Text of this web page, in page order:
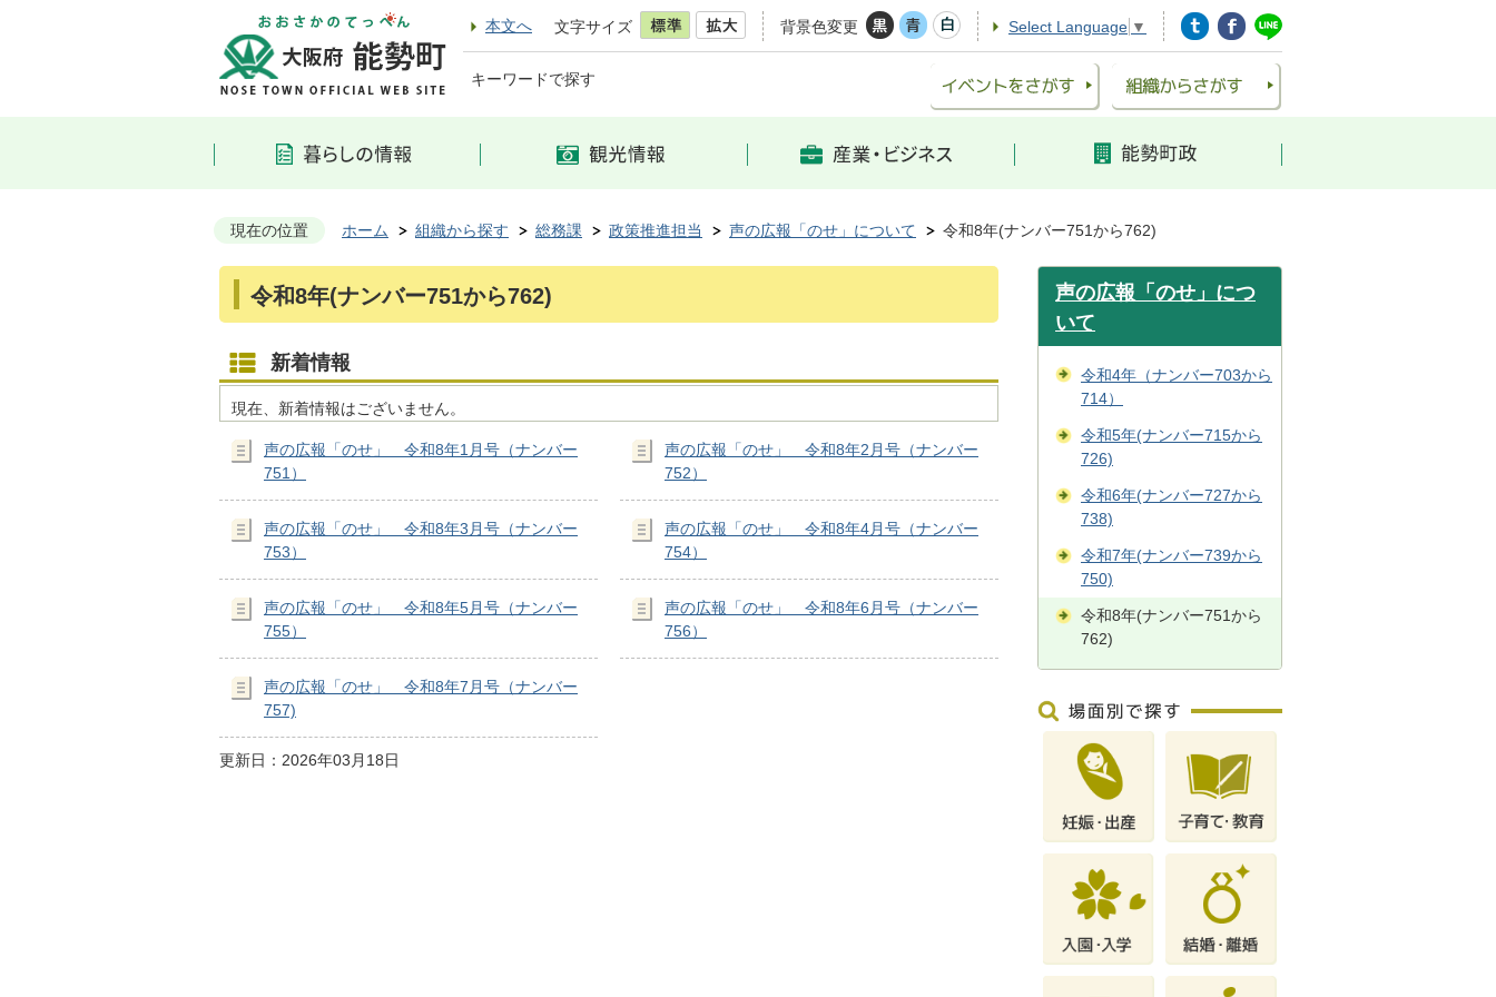
本文へ 文字サイズ 背景色変更 Select Language ▼
キーワードで探す
現在の位置 ホーム 組織から探す 総務課 政策推進担当 声の広報「のせ」について 令和8年(ナンバー751から762)
令和8年(ナンバー751から762)
新着情報
現在、新着情報はございません。
声の広報「のせ」 令和8年1月号（ナンバー
751）
声の広報「のせ」 令和8年2月号（ナンバー
752）
声の広報「のせ」 令和8年3月号（ナンバー
753）
声の広報「のせ」 令和8年4月号（ナンバー
754）
声の広報「のせ」 令和8年5月号（ナンバー
755）
声の広報「のせ」 令和8年6月号（ナンバー
756）
声の広報「のせ」 令和8年7月号（ナンバー
757)
更新日：2026年03月18日
声の広報「のせ」につ
いて
令和4年（ナンバー703から
714）
令和5年(ナンバー715から
726)
令和6年(ナンバー727から
738)
令和7年(ナンバー739から
750)
令和8年(ナンバー751から
762)